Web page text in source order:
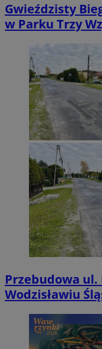
Gwieździsty
w Parku Trzy
Przebudowa
Wodzisławiu